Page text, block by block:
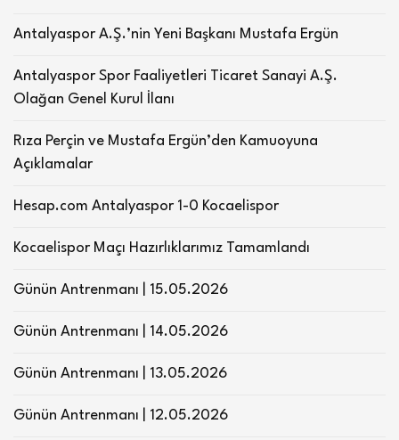
Antalyaspor A.Ş.’nin Yeni Başkanı Mustafa Ergün
Antalyaspor Spor Faaliyetleri Ticaret Sanayi A.Ş.
Olağan Genel Kurul İlanı
Rıza Perçin ve Mustafa Ergün’den Kamuoyuna
Açıklamalar
Hesap.com Antalyaspor 1-0 Kocaelispor
Kocaelispor Maçı Hazırlıklarımız Tamamlandı
Günün Antrenmanı | 15.05.2026
Günün Antrenmanı | 14.05.2026
Günün Antrenmanı | 13.05.2026
Günün Antrenmanı | 12.05.2026